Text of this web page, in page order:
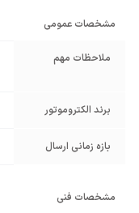
مشخصات عمومی
ملاحظات مهم
برند الکتروموتور
بازه زمانی ارسال
مشخصات فنی